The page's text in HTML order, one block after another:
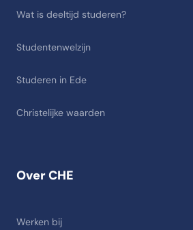
Over CHE
Werken bij
Wat is deeltijd studeren?
Studentenwelzijn
Studeren in Ede
Christelijke waarden